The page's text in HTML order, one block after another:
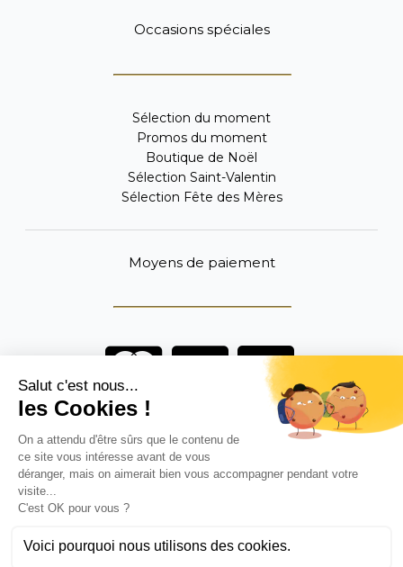
Occasions spéciales
Sélection du moment
Promos du moment
Boutique de Noël
Sélection Saint-Valentin
Sélection Fête des Mères
Moyens de paiement
Vous êtes un professionnel ?